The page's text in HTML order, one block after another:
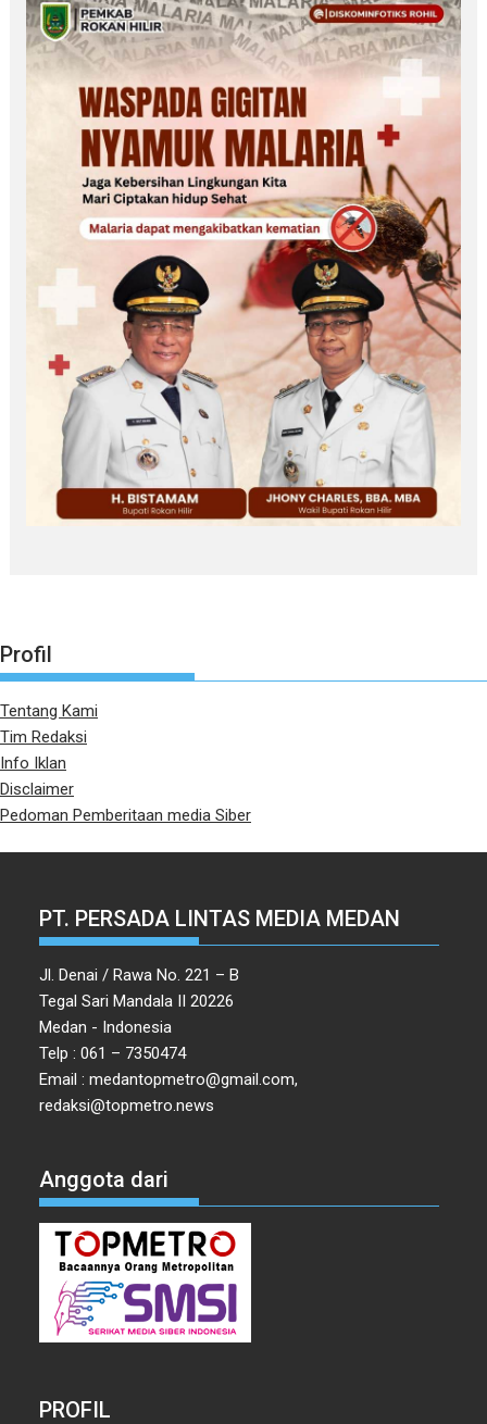
Profil
Tentang Kami
Tim Redaksi
Info Iklan
Disclaimer
Pedoman Pemberitaan media Siber
PT. PERSADA LINTAS MEDIA MEDAN
Jl. Denai / Rawa No. 221 – B
Tegal Sari Mandala II 20226
Medan - Indonesia
Telp : 061 – 7350474
Email : medantopmetro@gmail.com,
redaksi@topmetro.news
Anggota dari
PROFIL